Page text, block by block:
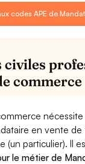
codes APE de
civiles
commerce
en vente
(un particulier). Il
le métier de